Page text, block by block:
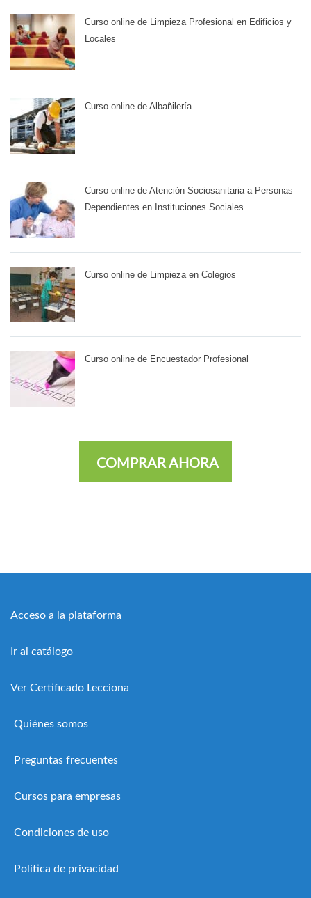
Curso online de Limpieza Profesional en Edificios y
Locales
Curso online de Albañilería
Curso online de Atención Sociosanitaria a Personas
Dependientes en Instituciones Sociales
Curso online de Limpieza en Colegios
Curso online de Encuestador Profesional
COMPRAR AHORA
Acceso a la plataforma
Ir al catálogo
Ver Certificado Lecciona
Quiénes somos
Preguntas frecuentes
Cursos para empresas
Condiciones de uso
Política de privacidad